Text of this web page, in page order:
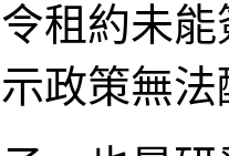
租約未
政策無